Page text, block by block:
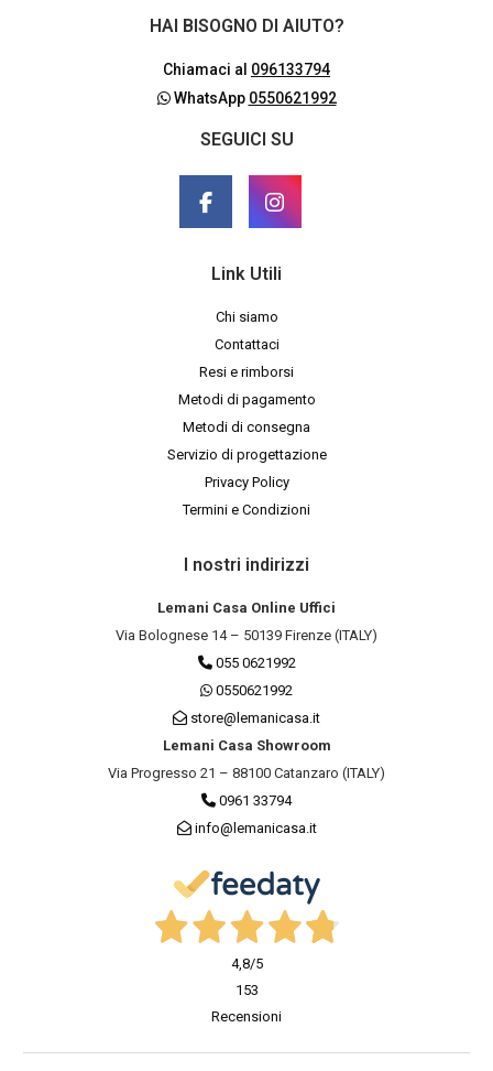
HAI BISOGNO DI AIUTO?
Chiamaci al 096133794
WhatsApp 0550621992
SEGUICI SU
Link Utili
Chi siamo
Contattaci
Resi e rimborsi
Metodi di pagamento
Metodi di consegna
Servizio di progettazione
Privacy Policy
Termini e Condizioni
I nostri indirizzi
Lemani Casa Online Uffici
Via Bolognese 14 – 50139 Firenze (ITALY)
055 0621992
0550621992
store@lemanicasa.it
Lemani Casa Showroom
Via Progresso 21 – 88100 Catanzaro (ITALY)
0961 33794
info@lemanicasa.it
4,8/5
153
Recensioni